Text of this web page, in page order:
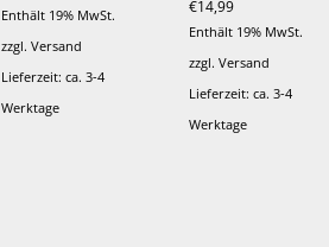
Enthält 19% MwSt.
zzgl. Versand
Lieferzeit: ca. 3-4
Werktage
€14,99
Enthält 19% MwSt.
zzgl. Versand
Lieferzeit: ca. 3-4
Werktage